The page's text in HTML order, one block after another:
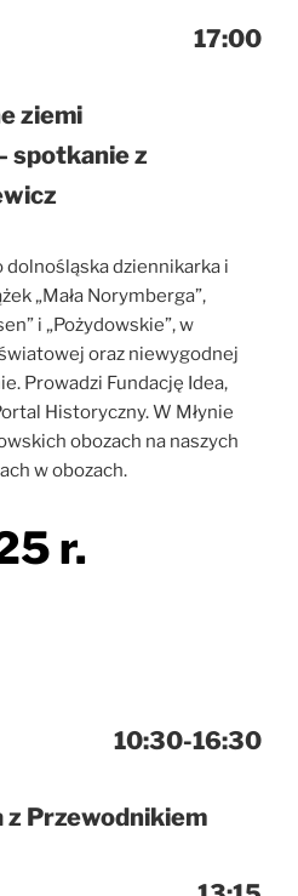
17:00
ziemi
spotkanie z
dziennikarka i
„Mała Norymberga”,
i „Pożydowskie”, w
oraz niewygodnej
Prowadzi Fundację Idea,
Historyczny. W Młynie
obozach na naszych
w obozach.
r.
10:30-16:30
z Przewodnikiem